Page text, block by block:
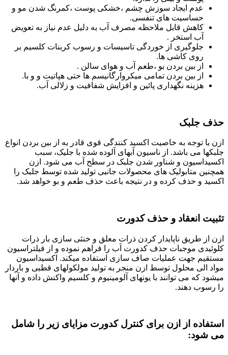
عدم ایجاد سوزش چشم ،خشکی پوست ،کمرنگ شدن مو و
حساسیت های تنفسی.
کاهش قابل ملاحظه مصرف آب به دلیل عدم نیاز به تعویض
آب استخر .
جلوگیری از خوردگی تاسیسات و رسوب کربنات کلسیم بر
روی کاشی ها.
از بین بردن بو ،طعم آب و هوای سالن .
از بین بردن تمامی میکروارگانیسم ها حتی هپاتیت و و با.
هزینه نگهداری پائین و افزایش شفافیت و زلالی آب.
حذف جلبک
ازن با توجه به خاصیت اکسید کنندگی قوی قادر به از بین بردن انواع
جلبکها می باشد. از ناسیون آبهای آلوده شده با جلیک، سبب
اکسیداسیون و شناور شدن جلبک در سطح آب می شود. ازن
همچنین متابولیک های محصولات جانبی تولید شده توسط جلبک را
اکسید و حذف کرده و در نتیجه باعث حذف طعم و بو خواهد شد.
تثبیت انعقاد و حذف کدورت
ازن از طریق ناپایدار کردن ذرات معلق و خنثی سازی بار ذرات
کلوئیدی موجبات حذف کدورت آب را فراهم نموده و از فیلتراسیون
مستقیم جهت عملیات صاف سازی استفاده میکند. اکسیداسیون
مواد الى محلول توسط ازن منجر به تولید مولکولهای قطبی و باردار
میشود که می توانند با یونهای آلومینیوم و کلسیم واکنش داده و آنها
را رسوب دهند.
استفاده از ازن برای کنترل کدورت مزایای زیر را شامل
می شود: